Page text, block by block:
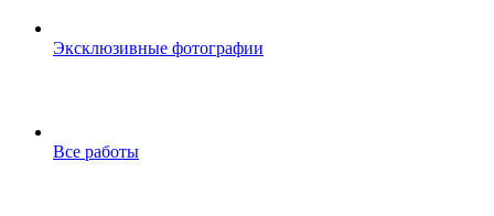
Эксклюзивные фотографии
Все работы